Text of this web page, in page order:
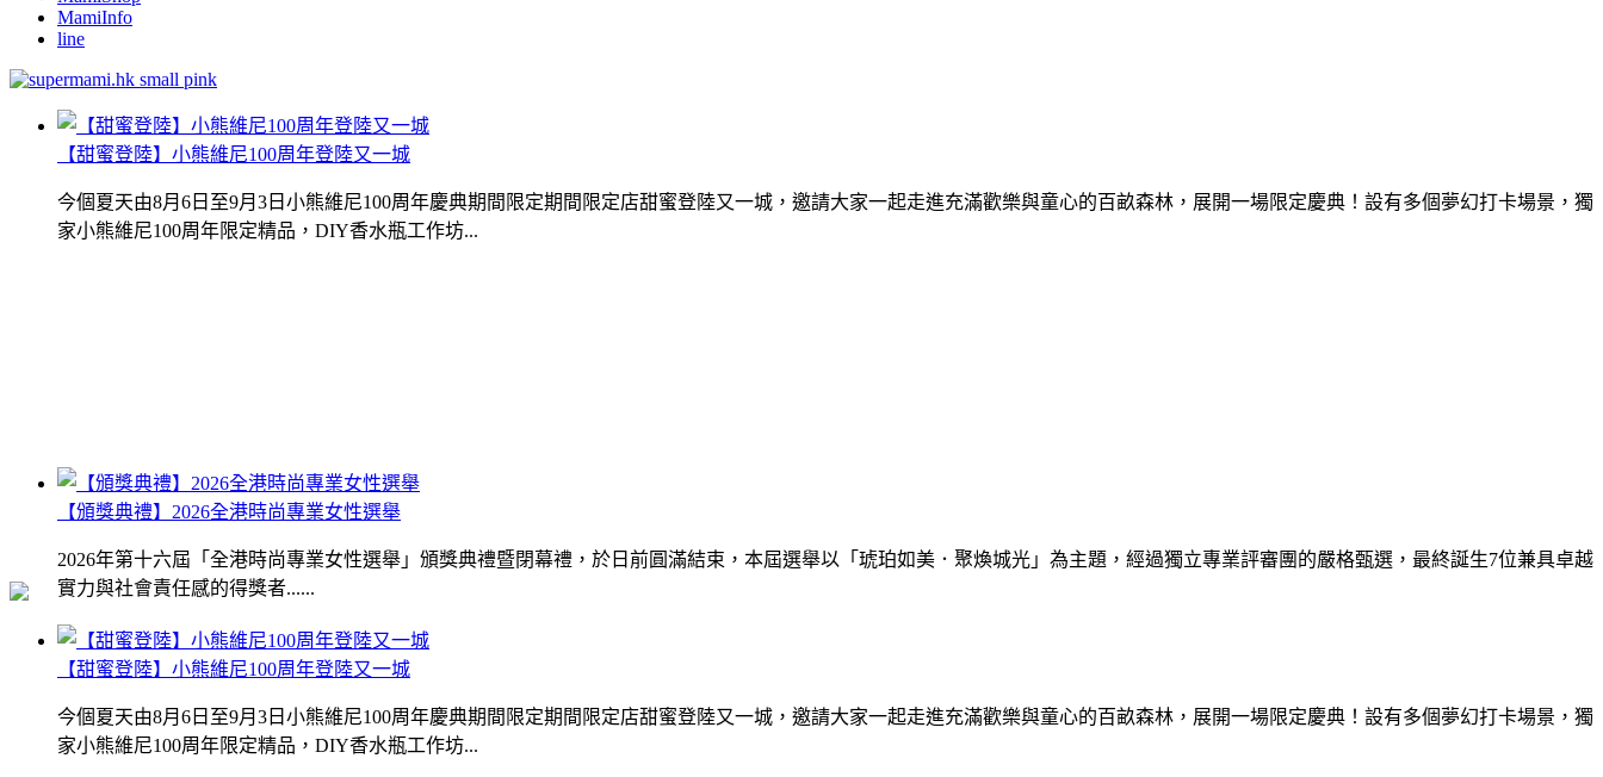
MamiInfo
line
【甜蜜登陸】小熊維尼100周年登陸又一城
今個夏天由8月6日至9月3日小熊維尼100周年慶典期間限定期間限定店甜蜜登陸又一城，邀請大家一起走進充滿歡樂與童心的百畝森林，展開一場限定慶典！設有多個夢幻打卡場景，獨
家小熊維尼100周年限定精品，DIY香水瓶工作坊...
【頒獎典禮】2026全港時尚專業女性選舉
2026年第十六屆「全港時尚專業女性選舉」頒獎典禮暨閉幕禮，於日前圓滿結束，本屆選舉以「琥珀如美．聚煥城光」為主題，經過獨立專業評審團的嚴格甄選，最終誕生7位兼具卓越
實力與社會責任感的得獎者......
【甜蜜登陸】小熊維尼100周年登陸又一城
今個夏天由8月6日至9月3日小熊維尼100周年慶典期間限定期間限定店甜蜜登陸又一城，邀請大家一起走進充滿歡樂與童心的百畝森林，展開一場限定慶典！設有多個夢幻打卡場景，獨
家小熊維尼100周年限定精品，DIY香水瓶工作坊...